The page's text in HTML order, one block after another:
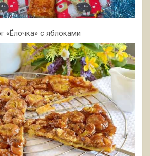
«Ёлочка» с яблоками